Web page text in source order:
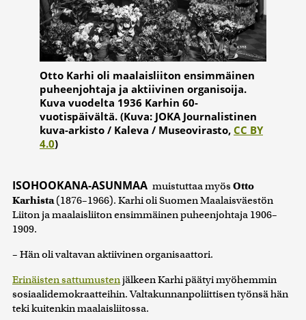
Otto Karhi oli maalaisliiton ensimmäinen
puheenjohtaja ja aktiivinen organisoija.
Kuva vuodelta 1936 Karhin 60-
vuotispäivältä. (Kuva: JOKA Journalistinen
kuva-arkisto / Kaleva / Museovirasto, CC BY
4.0)
ISOHOOKANA-ASUNMAA muistuttaa myös Otto
Karhista(1876–1966). Karhi oli Suomen Maalaisväestön
Liiton ja maalaisliiton ensimmäinen puheenjohtaja 1906–
1909.
– Hän oli valtavan aktiivinen organisaattori.
Erinäisten sattumustenjälkeen Karhi päätyi myöhemmin
sosiaalidemokraatteihin. Valtakunnanpoliittisen työnsä hän
teki kuitenkin maalaisliitossa.